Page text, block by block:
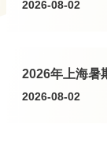
2026-08-02
2026年上海暑
2026-08-02